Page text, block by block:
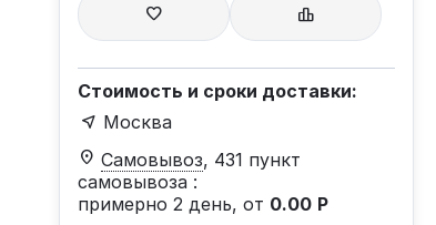
Стоимость и сроки доставки:
Москва
Самовывоз, 431 пункт
самовывоза :
примерно 2 день, от 0.00 Р